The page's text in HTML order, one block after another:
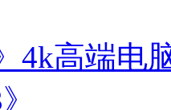
4k高端电